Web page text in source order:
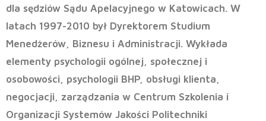
dla sędziów Sądu Apelacyjnego w Katowicach. W
latach 1997-2010 był Dyrektorem Studium
Menedżerów, Biznesu i Administracji. Wykłada
elementy psychologii ogólnej, społecznej i
osobowości, psychologii BHP, obsługi klienta,
negocjacji, zarządzania w Centrum Szkolenia i
Organizacji Systemów Jakości Politechniki